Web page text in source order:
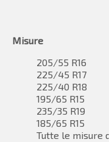
Misure
205/55 R16
225/45 R17
225/40 R18
195/65 R15
235/35 R19
185/65 R15
Tutte le misure